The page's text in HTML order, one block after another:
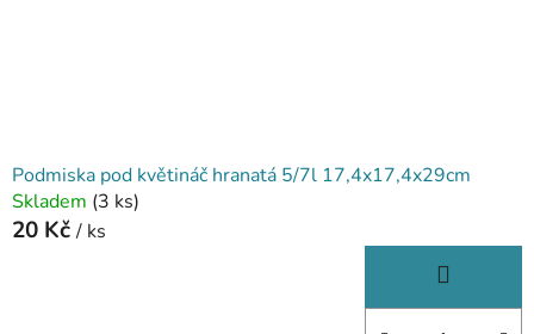
Podmiska pod květináč hranatá 5/7l 17,4x17,4x29cm
Skladem (3 ks)
20 Kč / ks